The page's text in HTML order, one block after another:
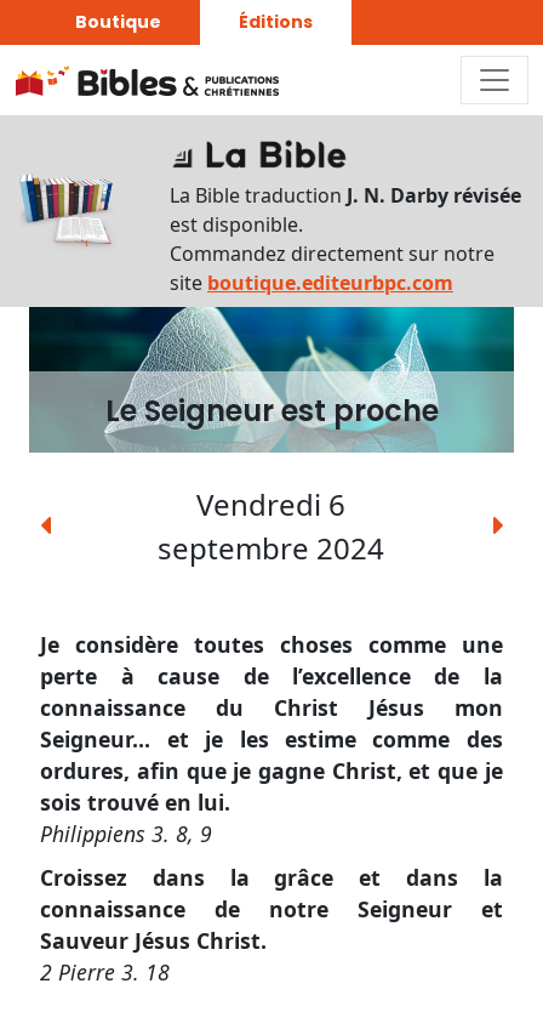
Boutique Éditions
La Bible traduction J. N. Darby révisée
est disponible.
Commandez directement sur notre
site boutique.editeurbpc.com
Le Seigneur est proche
Vendredi 6
septembre 2024
Je considère toutes choses comme une
perte à cause de l’excellence de la
connaissance du Christ Jésus mon
Seigneur… et je les estime comme des
ordures, afin que je gagne Christ, et que je
sois trouvé en lui.
Philippiens 3. 8, 9
Croissez dans la grâce et dans la
connaissance de notre Seigneur et
Sauveur Jésus Christ.
2 Pierre 3. 18
Seigneur
est
proche
Écouter
Rechercher
expression
Autres
supports
Application
mobile
Exemplaire
papier
Nous